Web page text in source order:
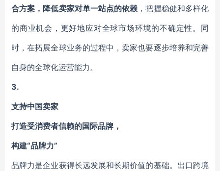
合方案，降低卖家对单一站点的依赖 ，把握稳健和多样化
的商业机会，更好地应对全球市场环境的不确定性。同
时，在拓展全球业务的过程中，卖家也要逐步培养和完善
自身的全球化运营能力。
3.
支持中国卖家
打造受消费者信赖的国际品牌，
构建“品牌力”
品牌力是企业获得长远发展和长期价值的基础。出口跨境